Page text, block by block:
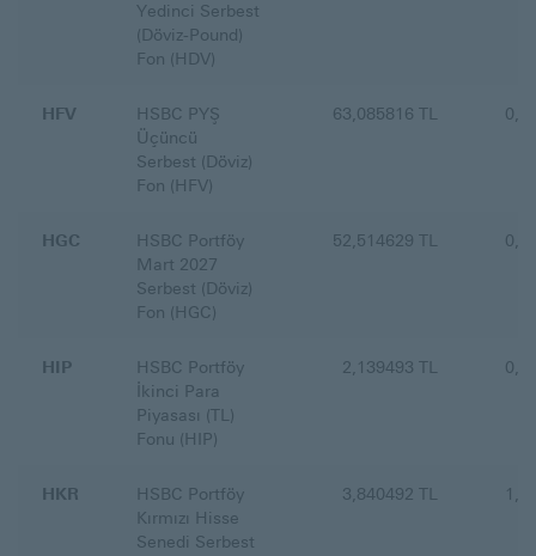
Yedinci Serbest
(Döviz-Pound)
Fon (HDV)
HFV
HSBC PYŞ
Üçüncü
Serbest (Döviz)
Fon (HFV)
63,085816 TL
HGC
HSBC Portföy
Mart 2027
Serbest (Döviz)
Fon (HGC)
52,514629 TL
HIP
HSBC Portföy
İkinci Para
Piyasası (TL)
Fonu (HIP)
2,139493 TL
HKR
HSBC Portföy
Kırmızı Hisse
Senedi Serbest
3,840492 TL